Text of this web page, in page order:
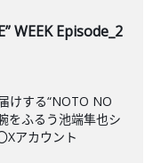
WEEK Episode_2
けする“NOTO NO
をふるう池端隼也シ
Xアカウント